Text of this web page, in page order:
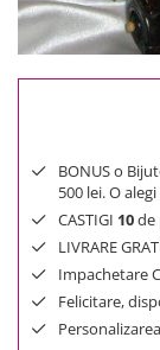
1000 Lei +
BONUS o
500 lei. O
CASTIGI 10de
LIVRARE
Impachetare
Felicitare,